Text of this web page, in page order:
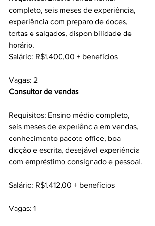
completo, seis meses de experiência,
experiência com preparo de doces,
tortas e salgados, disponibilidade de
horário.
Salário: R$1.400,00 + benefícios
Vagas: 2
Consultor de vendas
Requisitos: Ensino médio completo,
seis meses de experiência em vendas,
conhecimento pacote office, boa
dicção e escrita, desejável experiência
com empréstimo consignado e pessoal.
Salário: R$1.412,00 + benefícios
Vagas: 1